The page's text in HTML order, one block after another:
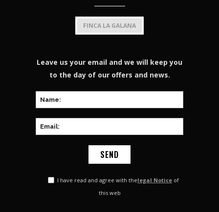
FINCA LA GALANA
Leave us your email and we will keep you
to the day of our offers and news.
I have read and agree with thelegal Notice of
this web